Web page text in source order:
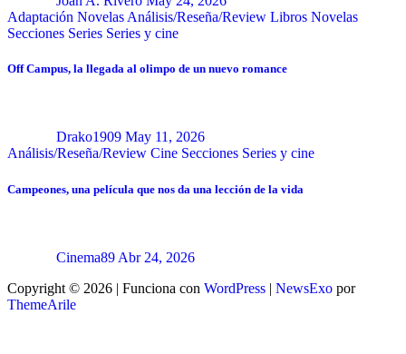
Adaptación Novelas Análisis/Reseña/Review Libros Novelas
Secciones Series Series y cine
Off Campus, la llegada al olimpo de un nuevo romance
Drako1909 May 11, 2026
Análisis/Reseña/Review Cine Secciones Series y cine
Campeones, una película que nos da una lección de la vida
Cinema89 Abr 24, 2026
Copyright © 2026 | Funciona con WordPress | NewsExo por
ThemeArile